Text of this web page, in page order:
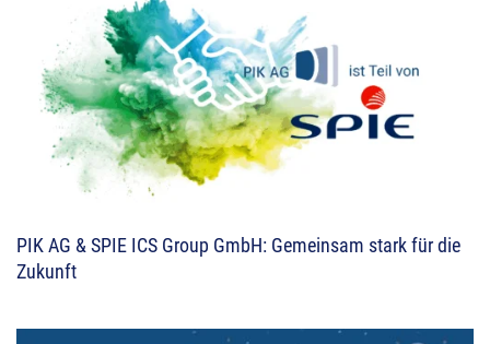
PIK AG & SPIE ICS Group GmbH: Gemeinsam stark für die
Zukunft